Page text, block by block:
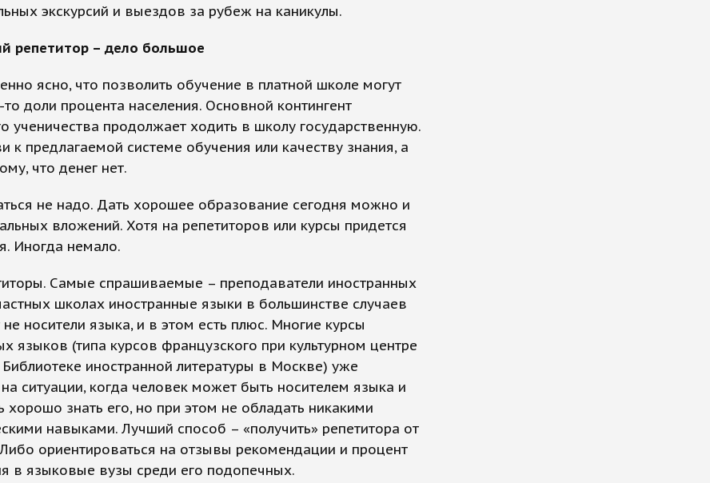
экскурсий и выездов за рубеж на каникулы.
репетитор – дело большое
ясно, что позволить обучение в платной школе могут
то доли процента населения. Основной контингент
ученичества продолжает ходить в школу государственную.
к предлагаемой системе обучения или качеству знания, а
что денег нет.
не надо. Дать хорошее образование сегодня можно и
вложений. Хотя на репетиторов или курсы придется
Иногда немало.
Самые спрашиваемые – преподаватели иностранных
школах иностранные языки в большинстве случаев
носители языка, и в этом есть плюс. Многие курсы
языков (типа курсов французского при культурном центре
иностранной литературы в Москве) уже
ситуации, когда человек может быть носителем языка и
хорошо знать его, но при этом не обладать никакими
навыками. Лучший способ – «получить» репетитора от
ориентироваться на отзывы рекомендации и процент
в языковые вузы среди его подопечных.